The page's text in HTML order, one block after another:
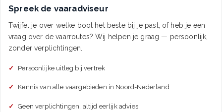
Spreek de vaaradviseur
Twijfel je over welke boot het beste bij je past, of heb je een
vraag over de vaarroutes? Wij helpen je graag — persoonlijk,
zonder verplichtingen.
Persoonlijke uitleg bij vertrek
Kennis van alle vaargebieden in Noord-Nederland
Geen verplichtingen, altijd eerlijk advies